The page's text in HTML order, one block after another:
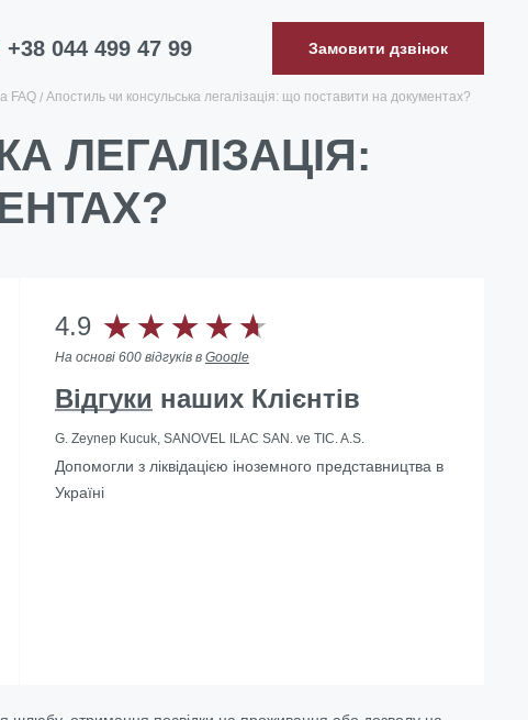
+38 044 499 47 99 Замовити дзвінок
FAQ Апостиль чи консульська легалізація: що поставити на документах?
ЛЕГАЛІЗАЦІЯ:
4.9
На основі 600 відгуків в Google
Відгуки наших Клієнтів
G. Zeynep Kucuk, SANOVEL ILAC SAN. ve TIC. A.S.
Допомогли з ліквідацією іноземного представництва в
Україні